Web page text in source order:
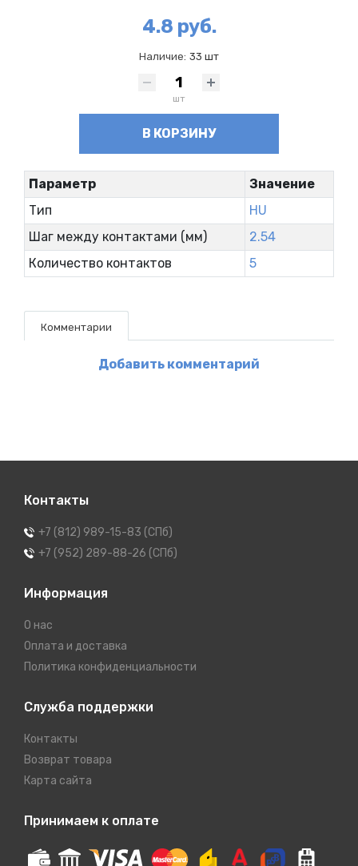
4.8 руб.
Наличие: 33 шт
шт
В КОРЗИНУ
Параметр
Значение
Тип
HU
Шаг между контактами (мм)
2.54
Количество контактов
5
Комментарии
Добавить комментарий
Контакты
+7 (812) 989-15-83 (СПб)
+7 (952) 289-88-26 (СПб)
Информация
О нас
Оплата и доставка
Политика конфиденциальности
Служба поддержки
Контакты
Возврат товара
Карта сайта
Принимаем к оплате